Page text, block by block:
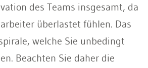
des Teams insgesamt, da
überlastet fühlen. Das
welche Sie unbedingt
Beachten Sie daher die